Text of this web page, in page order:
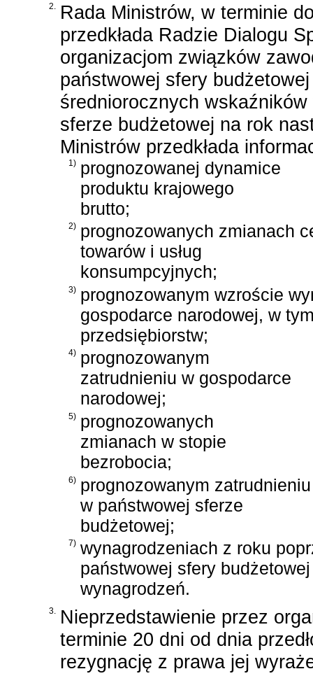
2.
Rada Ministrów, w terminie
przedkłada Radzie Dialogu
organizacjom związków
państwowej sfery
średniorocznych
sferze budżetowej na rok
Ministrów przedkłada
1) prognozowanej dynamice
produktu krajowego
brutto;
2) prognozowanych zmianach
towarów i usług
konsumpcyjnych;
3) prognozowanym wzroście
gospodarce narodowej, w
przedsiębiorstw;
4) prognozowanym
zatrudnieniu w gospodarce
narodowej;
5) prognozowanych
zmianach w stopie
bezrobocia;
6) prognozowanym zatrudnieniu
w państwowej sferze
budżetowej;
7) wynagrodzeniach z roku
państwowej sfery
wynagrodzeń.
3.
Nieprzedstawienie przez
terminie 20 dni od dnia
rezygnację z prawa jej